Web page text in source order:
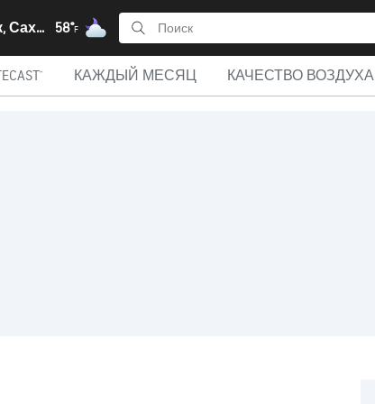
Курильск, Сахалин 58°F
КАЖДЫЙ МЕСЯЦ КАЧЕСТВО ВОЗДУХА